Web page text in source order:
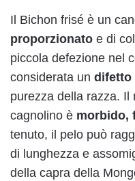
Il Bichon frisé è un
proporzionato e di
piccola defezione nel
considerata un difetto
purezza della razza. Il
cagnolino è morbido,
tenuto, il pelo può
di lunghezza e
della capra della